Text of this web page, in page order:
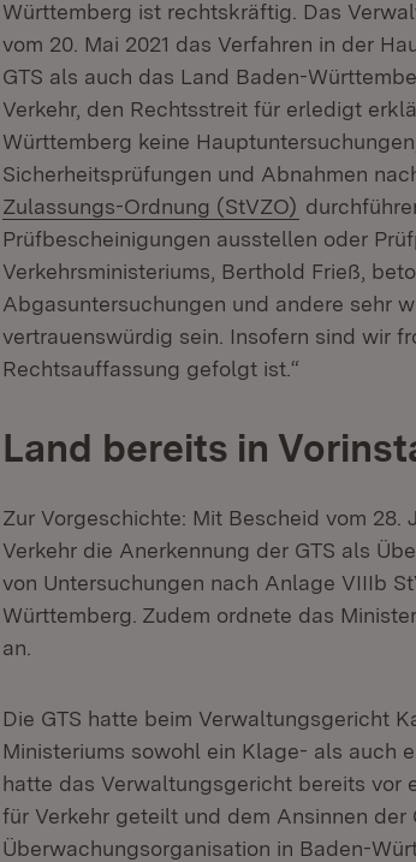
Württemberg ist rechtskräftig. Das
vom 20. Mai 2021 das Verfahren in der
GTS als auch das Land Baden-
Verkehr, den Rechtsstreit für erledigt
Württemberg keine
Sicherheitsprüfungen und Abnahmen
Zulassungs-Ordnung (StVZO) (Öffnet in
Prüfbescheinigungen ausstellen oder
Verkehrsministeriums, Berthold Frieß,
Abgasuntersuchungen und andere sehr
vertrauenswürdig sein. Insofern sind wir
Rechtsauffassung gefolgt ist.“
Land bereits in
Zur Vorgeschichte: Mit Bescheid vom
Verkehr die Anerkennung der GTS als
von Untersuchungen nach Anlage VIIIb
Württemberg. Zudem ordnete das
an.
Die GTS hatte beim Verwaltungsgericht
Ministeriums sowohl ein Klage- als auch
hatte das Verwaltungsgericht bereits vor
für Verkehr geteilt und dem Ansinnen der
Überwachungsorganisation in Baden-